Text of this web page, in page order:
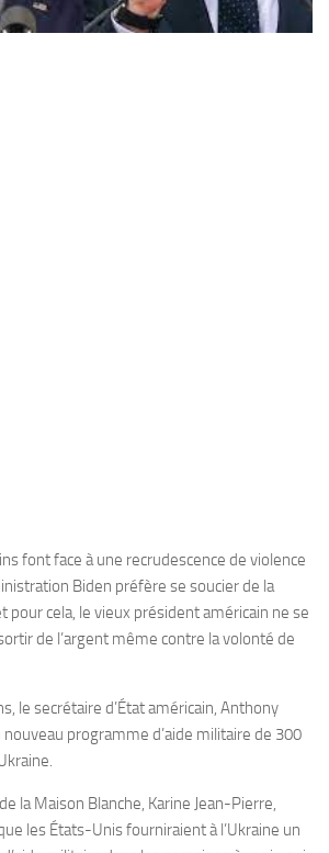
font face à une recrudescence de violence
Biden préfère se soucier de la
pour cela, le vieux président américain ne se
de l’argent même contre la volonté de
le secrétaire d’État américain, Anthony
programme d’aide militaire de 300
la Maison Blanche, Karine Jean-Pierre,
les États-Unis fourniraient à l’Ukraine un